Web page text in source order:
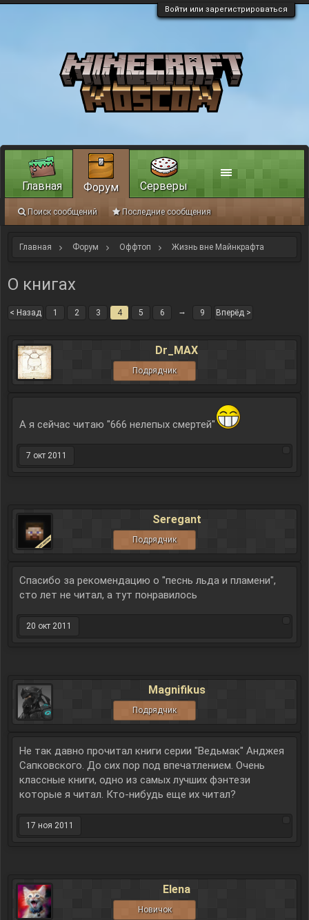
Войти или зарегистрироваться
Главная Форум Оффтоп Жизнь вне Майнкрафта
О книгах
< Назад 1 2 3 4 5 6 → 9 Вперёд >
Dr_MAX
Подрядчик
А я сейчас читаю "666 нелепых смертей"
7 окт 2011
Seregant
Подрядчик
Спасибо за рекомендацию о "песнь льда и пламени",
сто лет не читал, а тут понравилось
20 окт 2011
Magnifikus
Подрядчик
Не так давно прочитал книги серии "Ведьмак" Анджея
Сапковского. До сих пор под впечатлением. Очень
классные книги, одно из самых лучших фэнтези
которые я читал. Кто-нибудь еще их читал?
17 ноя 2011
Elena
Новичок
Главная Форум
Поиск сообщений Последние сообщения
Серверы